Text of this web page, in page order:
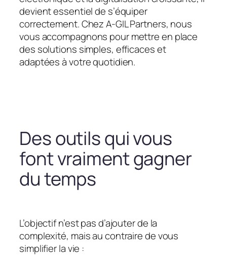
devient essentiel de s’équiper
correctement. Chez A-GIL Partners, nous
vous accompagnons pour mettre en place
des solutions simples, efficaces et
adaptées à votre quotidien.
Des outils qui vous
font vraiment gagner
du temps
L’objectif n’est pas d’ajouter de la
complexité, mais au contraire de vous
simplifier la vie :